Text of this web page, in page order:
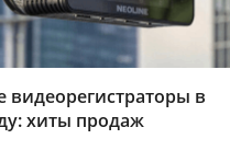
в
хиты продаж